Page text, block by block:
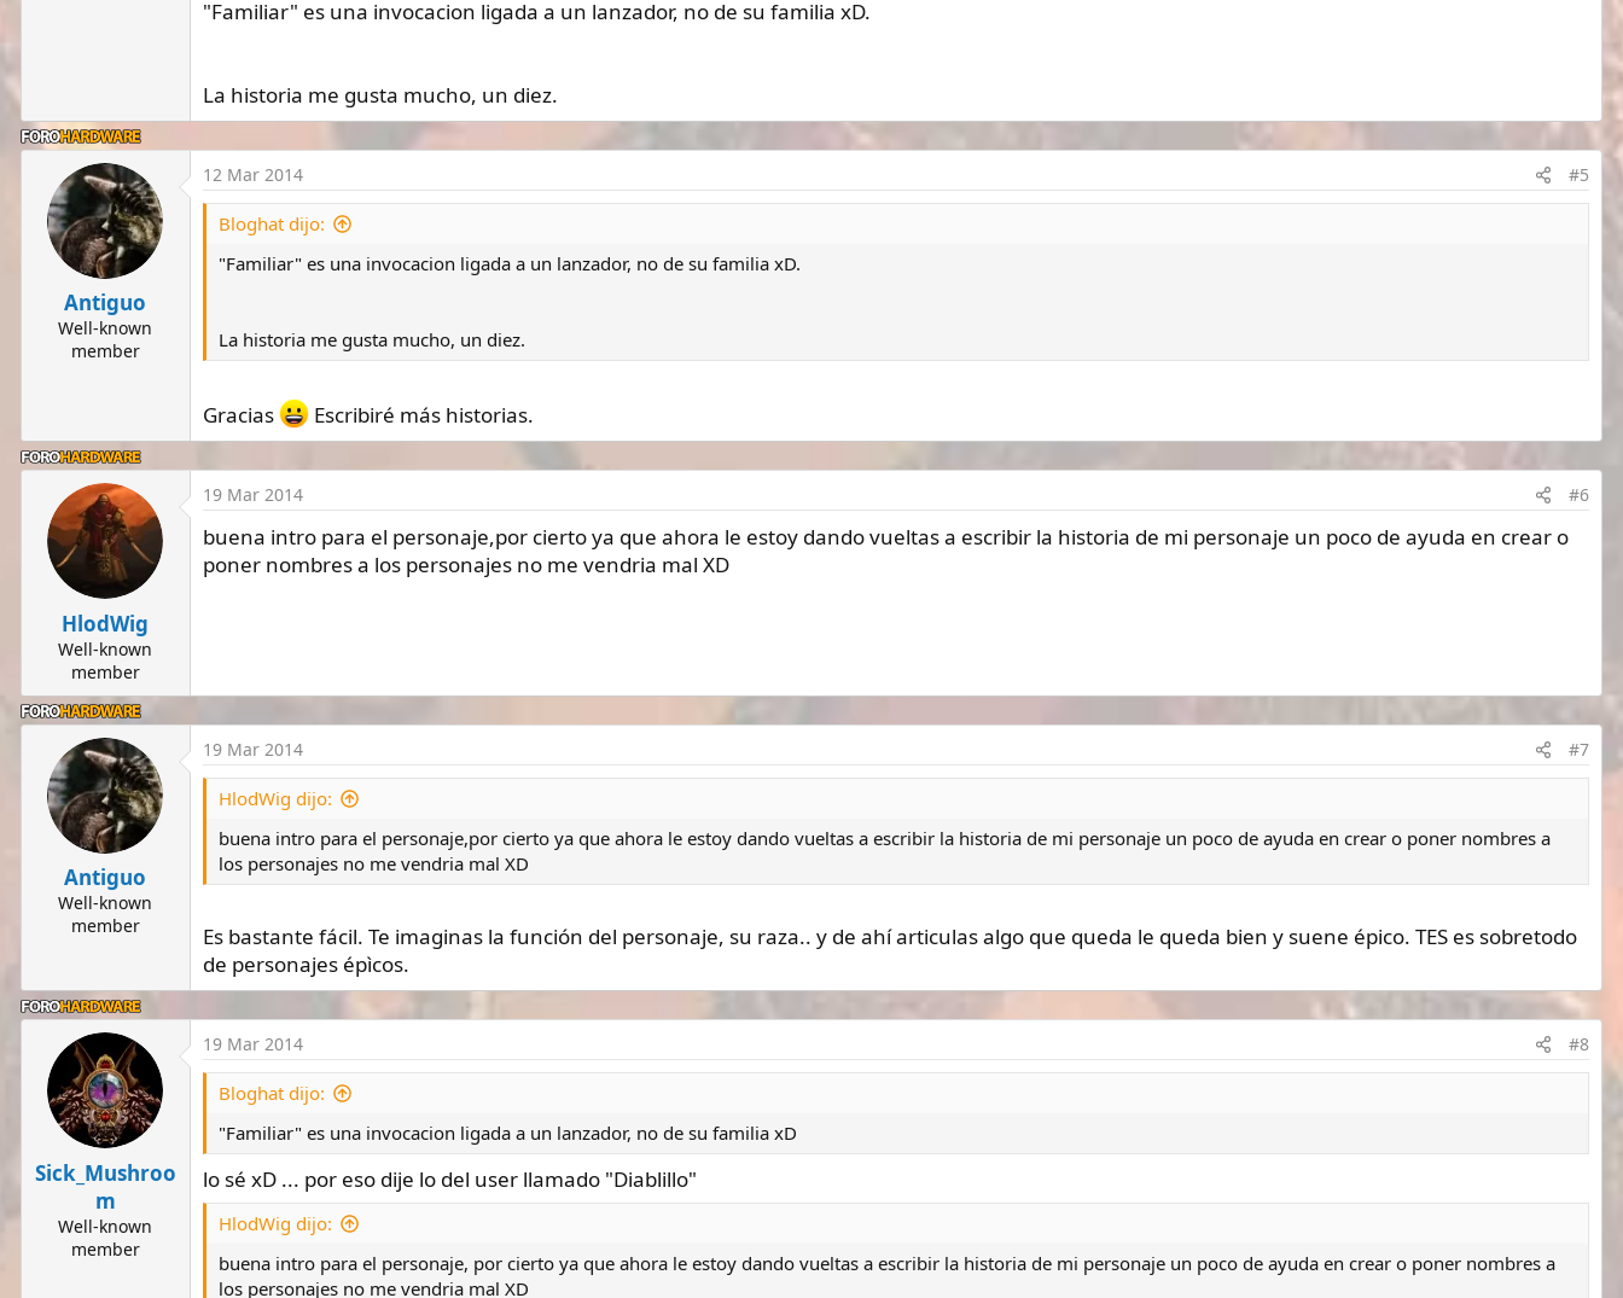
"Familiar" es una invocacion ligada a un lanzador, no de su familia xD.
La historia me gusta mucho, un diez.
Antiguo
Well-known
member
12 Mar 2014 #5
Bloghat dijo:
"Familiar" es una invocacion ligada a un lanzador, no de su familia xD.
La historia me gusta mucho, un diez.
Gracias Escribiré más historias.
HlodWig
Well-known
member
19 Mar 2014 #6
buena intro para el personaje,por cierto ya que ahora le estoy dando vueltas a escribir la historia de mi personaje un poco de ayuda en crear o
poner nombres a los personajes no me vendria mal XD
Antiguo
Well-known
member
19 Mar 2014 #7
HlodWig dijo:
buena intro para el personaje,por cierto ya que ahora le estoy dando vueltas a escribir la historia de mi personaje un poco de ayuda en crear o poner nombres a
los personajes no me vendria mal XD
Es bastante fácil. Te imaginas la función del personaje, su raza.. y de ahí articulas algo que queda le queda bien y suene épico. TES es sobretodo
de personajes épìcos.
Sick_Mushroo
m
Well-known
member
19 Mar 2014 #8
Bloghat dijo:
"Familiar" es una invocacion ligada a un lanzador, no de su familia xD
lo sé xD ... por eso dije lo del user llamado "Diablillo"
HlodWig dijo:
buena intro para el personaje, por cierto ya que ahora le estoy dando vueltas a escribir la historia de mi personaje un poco de ayuda en crear o poner nombres a
los personajes no me vendria mal XD